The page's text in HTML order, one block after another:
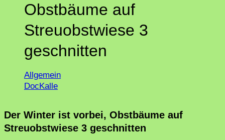
Obstbäume auf
Streuobstwiese 3
geschnitten
Allgemein
DocKalle
Der Winter ist vorbei, Obstbäume auf
Streuobstwiese 3 geschnitten